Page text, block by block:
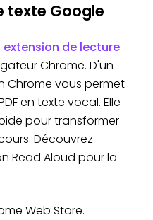
texte Google
extension de lecture
Chrome. D'un
Chrome vous permet
en texte vocal. Elle
pour transformer
Découvrez
Read Aloud pour la
Web Store.